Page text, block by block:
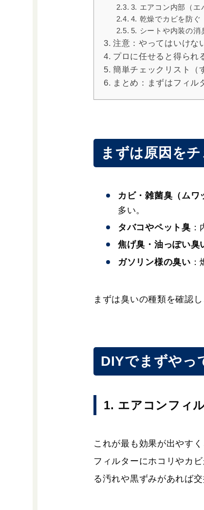
3. エアコン内部（エ
4. 乾燥でカビを防ぐ
5. シートや内装の消
注意：やってはいけな
プロに任せると得られ
簡単チェックリスト（
まとめ：まずはフィル
まずは原因を
カビ・雑菌臭（ムワ
多い。
タバコやペット臭
焦げ臭・油っぽい臭
ガソリン様の臭い
まずは臭いの種類を確認
DIYでまずやっ
1. エアコンフィ
これが最も効果が出やす
フィルターにホコリやカ
る汚れや黒ずみがあれば交